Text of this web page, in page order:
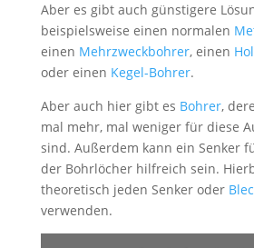
Aber es gibt auch günstigere
beispielsweise einen normalen
einen Mehrzweckbohrer, einen
oder einen Kegel-Bohrer.
Aber auch hier gibt es Bohrer,
mal mehr, mal weniger für diese
sind. Außerdem kann ein Senker
der Bohrlöcher hilfreich sein.
theoretisch jeden Senker oder
verwenden.